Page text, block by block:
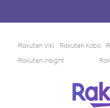
Rakuten Viki Rakuten Kobo
Rakuten Insight